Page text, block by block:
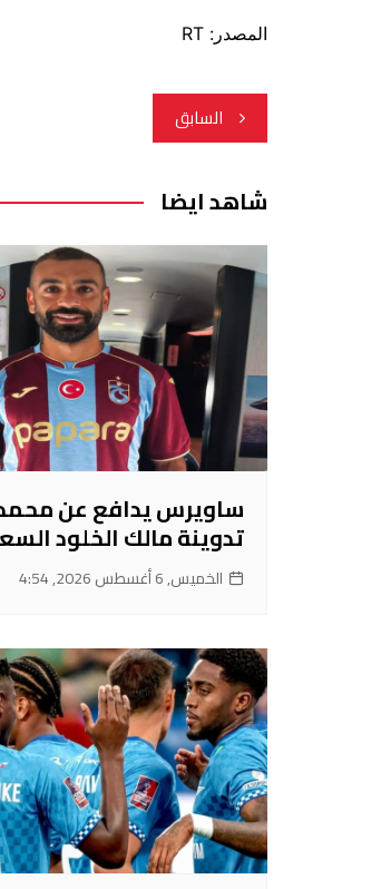
المصدر: RT
تصفّح
المقالات
السابق
شاهد ايضا
ساويرس يدافع عن
تدوينة مالك الخلود
الخميس, 6 أغسطس 2026, 4:54